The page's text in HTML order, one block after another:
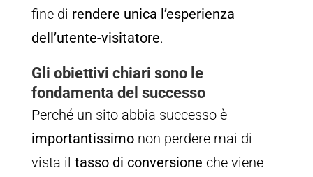
fine di rendere unica l’esperienza
dell’utente-visitatore.
Gli obiettivi chiari sono le
fondamenta del successo
Perché un sito abbia successo è
importantissimonon perdere mai di
vista il tasso di conversione che viene